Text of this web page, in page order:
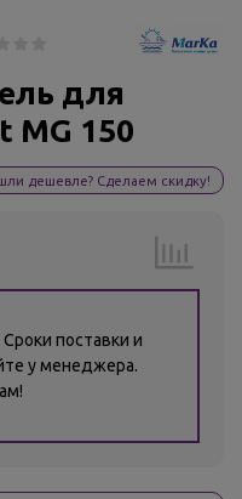
для
MG 150
дешевле? Сделаем скидку!
поставки и
у менеджера.